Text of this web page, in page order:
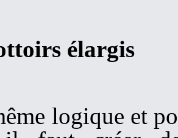
élargis
logique et